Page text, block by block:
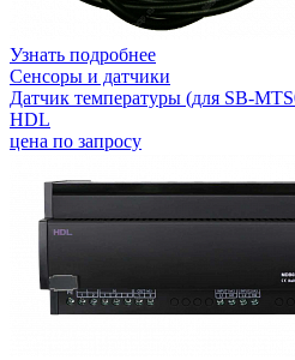
Узнать подробнее
Сенсоры и датчики
Датчик температуры (для SB-
HDL
цена по запросу